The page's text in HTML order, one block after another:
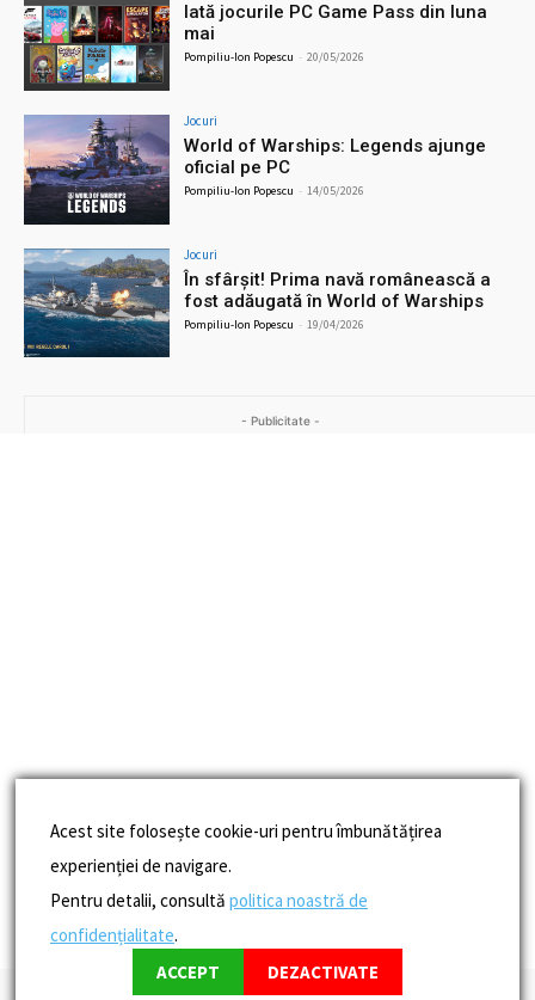
Iată jocurile PC Game Pass din luna
mai
Pompiliu-Ion Popescu - 20/05/2026
Jocuri
World of Warships: Legends ajunge
oficial pe PC
Pompiliu-Ion Popescu - 14/05/2026
Jocuri
În sfârșit! Prima navă românească a
fost adăugată în World of Warships
Pompiliu-Ion Popescu - 19/04/2026
- Publicitate -
Acest site folosește cookie-uri pentru îmbunătățirea
experienției de navigare.
Pentru detalii, consultă politica noastră de
confidențialitate.
ACCEPT
DEZACTIVATE